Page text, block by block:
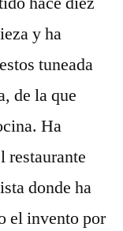
y ha
tuneada
de la que
Ha
restaurante
donde ha
el invento por